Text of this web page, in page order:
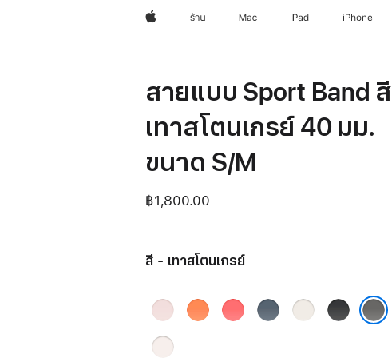
Appleร้าน Mac iPad iPhone
สายแบบ Sport Band สี
เทาสโตนเกรย์ 40 มม.
ขนาด S/M
฿1,800.00
สี - เทาสโตนเกรย์
ชมพู
อ่อน
ส้ม
คลี
ชมพู
สดก
น้ำ
เงิน
ส
ตาร์ไลท์
ดำ
เทาสโตนเกรย์
ชม